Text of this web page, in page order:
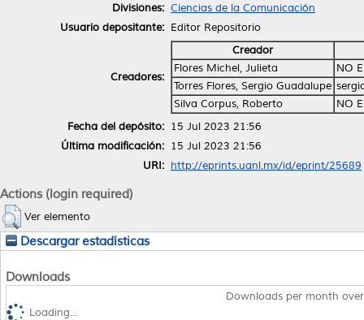
Divisiones: Ciencias de la Comunicación
Usuario depositante: Editor Repositorio
Creadores:
Creador
Flores Michel, Julieta
NO
Torres Flores, Sergio Guadalupe
Silva Corpus, Roberto
NO
Fecha del depósito: 15 Jul 2023 21:56
Última modificación: 15 Jul 2023 21:56
URI: http://eprints.uanl.mx/id/eprint/25689
Actions (login required)
Ver elemento
Descargar estadísticas
Downloads
Downloads per month
Loading...